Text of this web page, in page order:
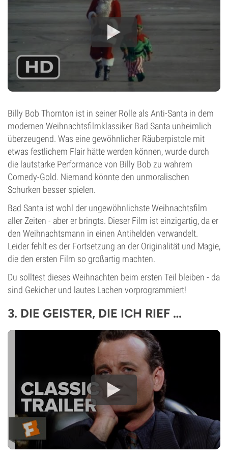
Billy Bob Thornton ist in seiner Rolle als Anti-Santa in dem
modernen Weihnachtsfilmklassiker Bad Santa unheimlich
überzeugend. Was eine gewöhnlicher Räuberpistole mit
etwas festlichem Flair hätte werden können, wurde durch
die lautstarke Performance von Billy Bob zu wahrem
Comedy-Gold. Niemand könnte den unmoralischen
Schurken besser spielen.
Bad Santa ist wohl der ungewöhnlichste Weihnachtsfilm
aller Zeiten - aber er bringts. Dieser Film ist einzigartig, da er
den Weihnachtsmann in einen Antihelden verwandelt.
Leider fehlt es der Fortsetzung an der Originalität und Magie,
die den ersten Film so großartig machten.
Du solltest dieses Weihnachten beim ersten Teil bleiben - da
sind Gekicher und lautes Lachen vorprogrammiert!
3. DIE GEISTER, DIE ICH RIEF …